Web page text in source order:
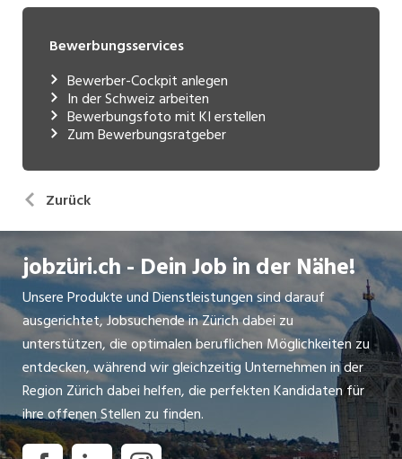
Bewerbungsservices
Bewerber-Cockpit anlegen
In der Schweiz arbeiten
Bewerbungsfoto mit KI erstellen
Zum Bewerbungsratgeber
Zurück
jobzüri.ch - Dein Job in der Nähe!
Unsere Produkte und Dienstleistungen sind darauf
ausgerichtet, Jobsuchende in Zürich dabei zu
unterstützen, die optimalen beruflichen Möglichkeiten zu
entdecken, während wir gleichzeitig Unternehmen in der
Region Zürich dabei helfen, die perfekten Kandidaten für
ihre offenen Stellen zu finden.